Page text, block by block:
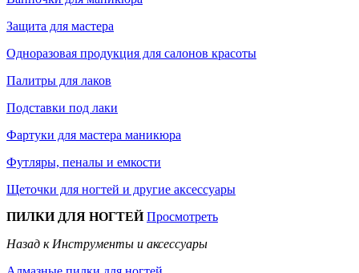
Защита для мастера
Одноразовая продукция для салонов красоты
Палитры для лаков
Подставки под лаки
Фартуки для мастера маникюра
Футляры, пеналы и емкости
Щеточки для ногтей и другие аксессуары
ПИЛКИ ДЛЯ НОГТЕЙПросмотреть
Назад к Инструменты и аксессуары